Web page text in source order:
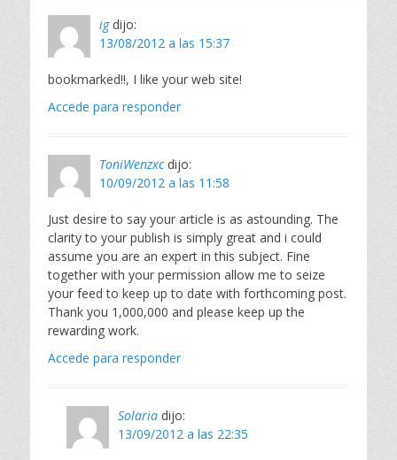
ig dijo:
13/08/2012 a las 15:37
bookmarked!!, I like your web site!
Accede para responder
ToniWenzxc dijo:
10/09/2012 a las 11:58
Just desire to say your article is as astounding. The
clarity to your publish is simply great and i could
assume you are an expert in this subject. Fine
together with your permission allow me to seize
your feed to keep up to date with forthcoming post.
Thank you 1,000,000 and please keep up the
rewarding work.
Accede para responder
Solaria dijo:
13/09/2012 a las 22:35